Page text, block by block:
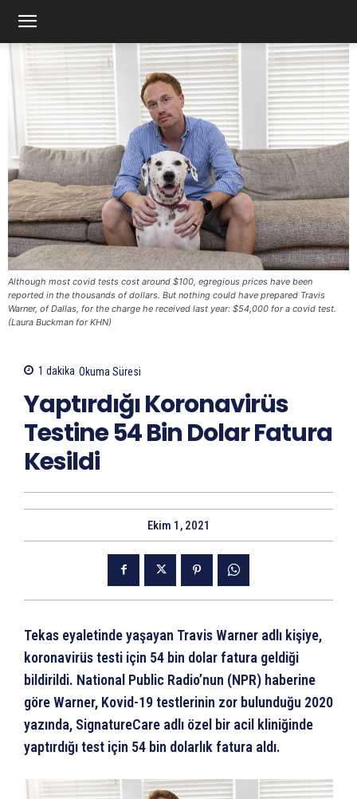
Although most covid tests cost around $100, egregious prices have been
reported in the thousands of dollars. But nothing could have prepared Travis
Warner, of Dallas, for the charge he received last year: $54,000 for a covid test.
(Laura Buckman for KHN)
1 dakika Okuma Süresi
Yaptırdığı Koronavirüs
Testine 54 Bin Dolar Fatura
Kesildi
Ekim 1, 2021
Tekas eyaletinde yaşayan Travis Warner adlı kişiye,
koronavirüs testi için 54 bin dolar fatura geldiği
bildirildi. National Public Radio’nun (NPR) haberine
göre Warner, Kovid-19 testlerinin zor bulunduğu 2020
yazında, SignatureCare adlı özel bir acil kliniğinde
yaptırdığı test için 54 bin dolarlık fatura aldı.